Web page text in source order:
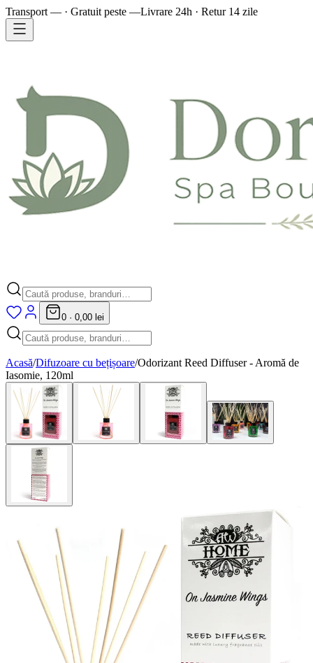
Transport — · Gratuit peste —Livrare 24h · Retur 14 zile
0 · 0,00 lei
Acasă/Difuzoare cu bețișoare/Odorizant Reed Diffuser - Aromă de
Iasomie, 120ml